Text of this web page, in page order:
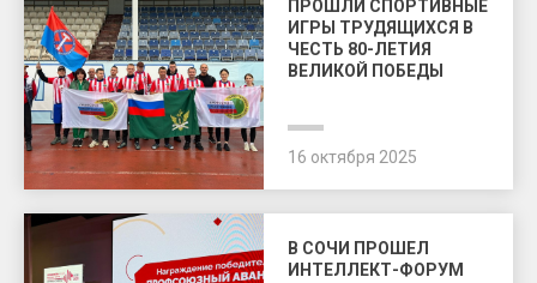
ПРОШЛИ СПОРТИВНЫЕ
ИГРЫ ТРУДЯЩИХСЯ В
ЧЕСТЬ 80-ЛЕТИЯ
ВЕЛИКОЙ ПОБЕДЫ
16 октября 2025
В СОЧИ ПРОШЕЛ
ИНТЕЛЛЕКТ-ФОРУМ